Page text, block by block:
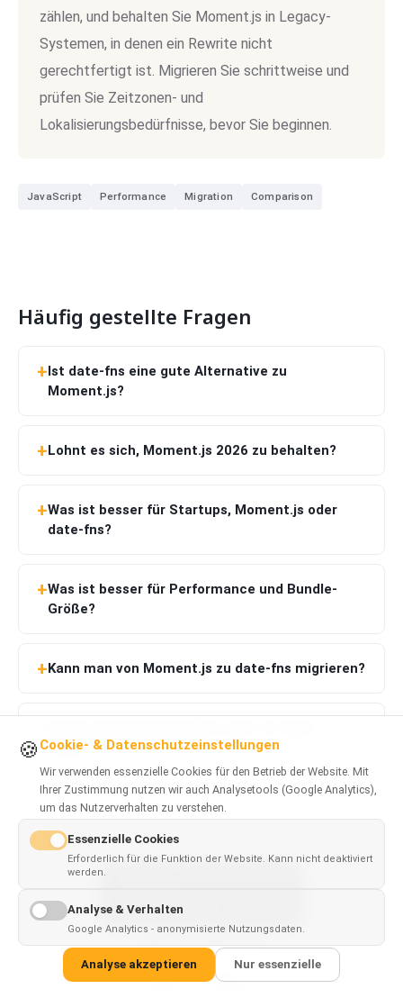
zählen, und behalten Sie Moment.js in Legacy-
Systemen, in denen ein Rewrite nicht
gerechtfertigt ist. Migrieren Sie schrittweise und
prüfen Sie Zeitzonen- und
Lokalisierungsbedürfnisse, bevor Sie beginnen.
JavaScript Performance Migration Comparison
Häufig gestellte Fragen
Ist date-fns eine gute Alternative zu
Moment.js?
Lohnt es sich, Moment.js 2026 zu behalten?
Was ist besser für Startups, Moment.js oder
date-fns?
Was ist besser für Performance und Bundle-
Größe?
Kann man von Moment.js zu date-fns migrieren?
wählen?
War das hilfreich?
Ja Nein
available inEnglish
🍪 Cookie- & Datenschutzeinstellungen
Wir verwenden essenzielle Cookies für den Betrieb der Website. Mit
Ihrer Zustimmung nutzen wir auch Analysetools (Google Analytics),
um das Nutzerverhalten zu verstehen.
Essenzielle Cookies
Erforderlich für die Funktion der Website. Kann nicht deaktiviert
werden.
Analyse & Verhalten
Google Analytics - anonymisierte Nutzungsdaten.
Analyse akzeptieren Nur essenzielle